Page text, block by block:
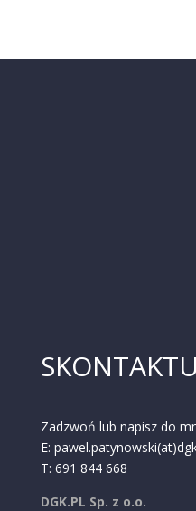
Zadzwoń lub napisz do
E:
T: 691 844 668
DGK.PL Sp. z o.o.